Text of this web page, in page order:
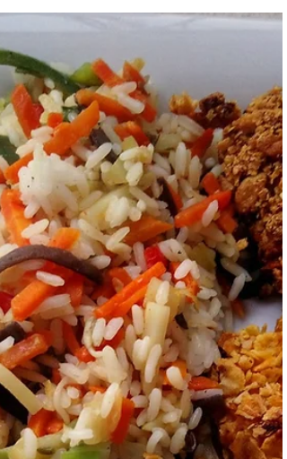
Słodka papryka łyżeczka Płatki kukurydziane
250g...